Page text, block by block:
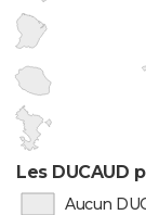
Les DUCAUD
Aucun